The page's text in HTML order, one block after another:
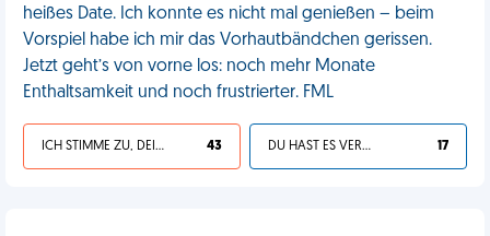
heißes Date. Ich konnte es nicht mal genießen – beim
Vorspiel habe ich mir das Vorhautbändchen gerissen.
Jetzt geht’s von vorne los: noch mehr Monate
Enthaltsamkeit und noch frustrierter. FML
ICH STIMME ZU, DEIN LEBEN IST SCHEISSE 43 DU HAST ES VERDIENT 17